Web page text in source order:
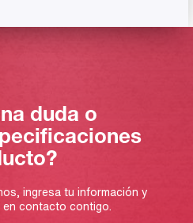
duda o
ingresa tu información y
contacto contigo.